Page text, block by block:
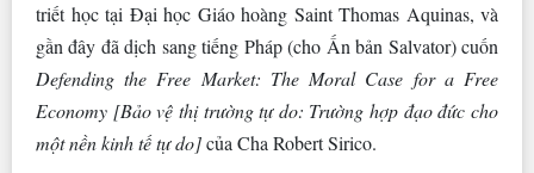
triết học tại Đại học Giáo hoàng Saint Thomas Aquinas, và
gần đây đã dịch sang tiếng Pháp (cho Ấn bản Salvator) cuốn
Defending the Free Market: The Moral Case for a Free
Economy [Bảo vệ thị trường tự do: Trường hợp đạo đức cho
một nền kinh tế tự do]của Cha Robert Sirico.